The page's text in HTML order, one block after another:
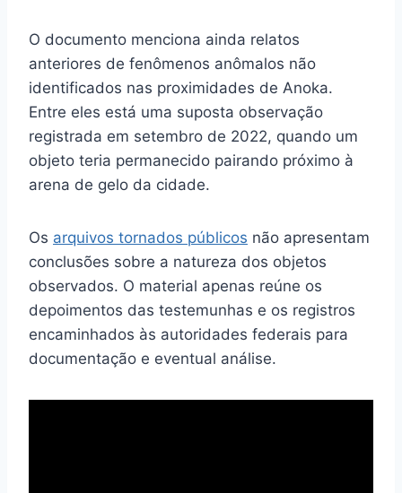
O documento menciona ainda relatos
anteriores de fenômenos anômalos não
identificados nas proximidades de Anoka.
Entre eles está uma suposta observação
registrada em setembro de 2022, quando um
objeto teria permanecido pairando próximo à
arena de gelo da cidade.
Os arquivos tornados públicos não apresentam
conclusões sobre a natureza dos objetos
observados. O material apenas reúne os
depoimentos das testemunhas e os registros
encaminhados às autoridades federais para
documentação e eventual análise.